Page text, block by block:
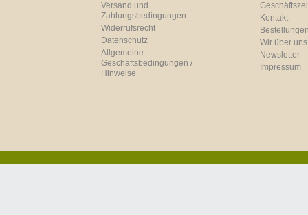
Versand und
Zahlungsbedingungen
Widerrufsrecht
Datenschutz
Allgemeine
Geschäftsbedingungen /
Hinweise
Kontakt
Wir über uns
Newsletter
Impressum